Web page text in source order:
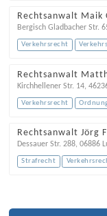
Rechtsanwalt Maik
Bergisch Gladbacher Str.
Verkehrsrecht
Rechtsanwalt
Kirchhellener Str. 14,
Verkehrsrecht
Rechtsanwalt Jörg
Dessauer Str. 288, 06886
Strafrecht